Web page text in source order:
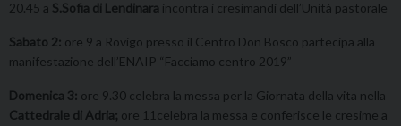
20.45 a S.Sofia di Lendinara incontra i cresimandi dell’Unità pastorale
Sabato 2: ore 9 a Rovigo presso il Centro Don Bosco partecipa alla
manifestazione dell’ENAIP “Facciamo centro 2019”
Domenica 3: ore 9.30 celebra la messa per la Giornata della vita nella
Cattedrale di Adria; ore 11celebra la messa e conferisce le cresime a